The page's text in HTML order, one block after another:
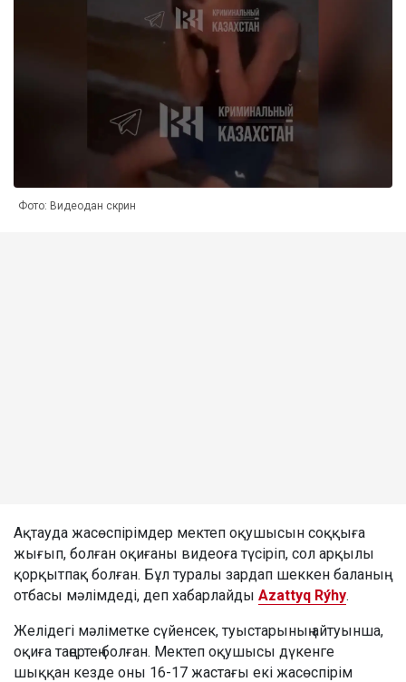
Фото: Видеодан скрин
Ақтауда жасөспірімдер мектеп оқушысын соққыға
жығып, болған оқиғаны видеоға түсіріп, сол арқылы
қорқытпақ болған. Бұл туралы зардап шеккен баланың
отбасы мәлімдеді, деп хабарлайды Azattyq Rýhy.
Желідегі мәліметке сүйенсек, туыстарының айтуынша,
оқиға таңертең болған. Мектеп оқушысы дүкенге
шыққан кезде оны 16-17 жастағы екі жасөспірім